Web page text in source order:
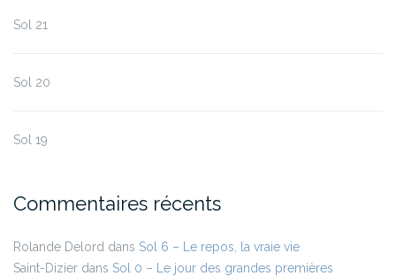
Sol 21
Sol 20
Sol 19
Commentaires récents
Rolande Delord dans Sol 6 – Le repos, la vraie vie
Saint-Dizier dans Sol 0 – Le jour des grandes premières